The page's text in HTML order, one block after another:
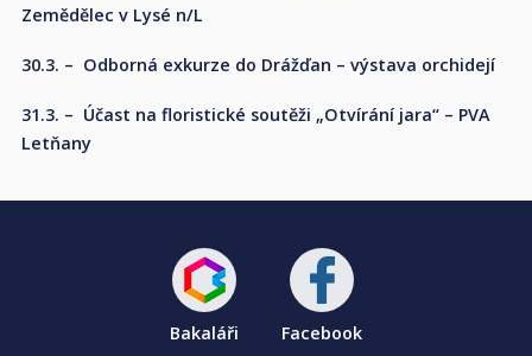
Zemědělec v Lysé n/L
30.3. – Odborná exkurze do Drážďan – výstava orchidejí
31.3. – Účast na floristické soutěži „Otvírání jara“ – PVA
Letňany
Bakaláři Facebook